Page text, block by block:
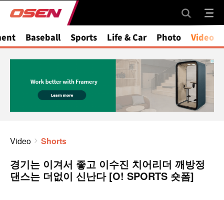
Baseball Sports Life & Car Photo Video
Video Shorts
경기는 이겨서 좋고 이수진 치어리더 깨방정
댄스는 더없이 신난다 [O! SPORTS 숏폼]